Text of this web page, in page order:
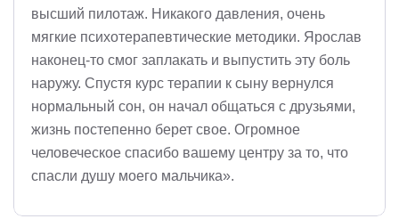
высший пилотаж. Никакого давления, очень
мягкие психотерапевтические методики. Ярослав
наконец-то смог заплакать и выпустить эту боль
наружу. Спустя курс терапии к сыну вернулся
нормальный сон, он начал общаться с друзьями,
жизнь постепенно берет свое. Огромное
человеческое спасибо вашему центру за то, что
спасли душу моего мальчика».